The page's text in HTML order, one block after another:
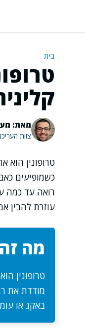
בית
מאת:
צוות
טרופונין הוא
כשמופיעים
רואה עד כמה
עוזרת להבין
מה זה
טרופונין
מודדת את
באקג או